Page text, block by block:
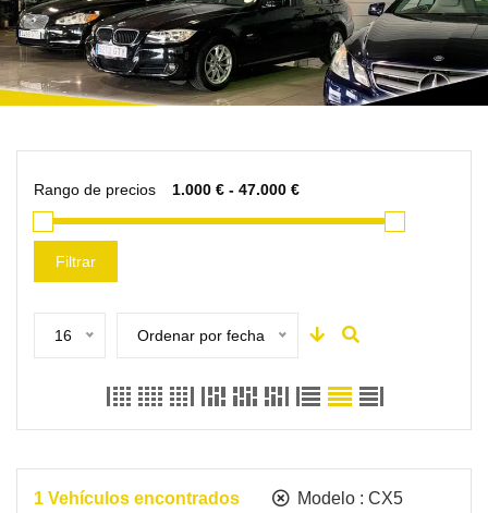
Rango de precios
Filtrar
16 Ordenar por fecha
1 Vehículos encontrados Modelo : CX5